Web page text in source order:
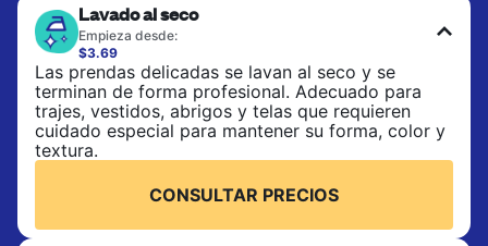
Las prendas se lavan a 90°F y se secan en
secadora, con 130°F disponible a solicitud. No
incluye planchado. Elige lavado mixto o lavado
separado.
CONSULTAR PRECIOS
Lavado al seco
Empieza desde:
$3.69
Las prendas delicadas se lavan al seco y se
terminan de forma profesional. Adecuado para
trajes, vestidos, abrigos y telas que requieren
cuidado especial para mantener su forma, color y
textura.
CONSULTAR PRECIOS